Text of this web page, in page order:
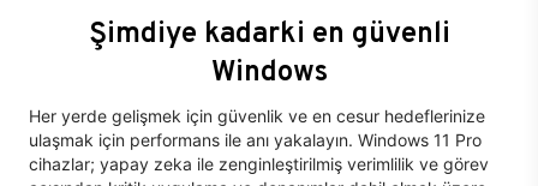
Şimdiye kadarki en güvenli
Windows
Her yerde gelişmek için güvenlik ve en cesur hedeflerinize
ulaşmak için performans ile anı yakalayın. Windows 11 Pro
cihazlar; yapay zeka ile zenginleştirilmiş verimlilik ve görev